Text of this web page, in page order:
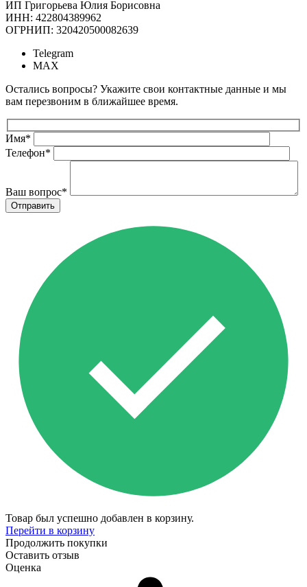
ИП Григорьева Юлия Борисовна
ИНН: 422804389962
ОГРНИП: 320420500082639
Telegram
MAX
Остались вопросы? Укажите свои контактные данные и мы
вам перезвоним в ближайшее время.
Имя*
Телефон*
Ваш вопрос*
Товар был успешно добавлен в корзину.
Перейти в корзину
Продолжить покупки
Оставить отзыв
Оценка